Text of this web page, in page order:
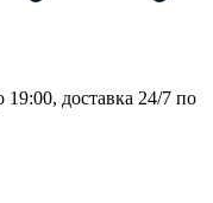
доставка 24/7 по